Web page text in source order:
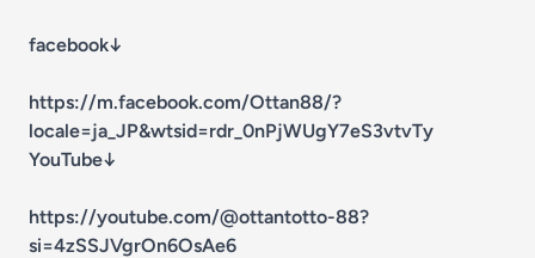
facebook↓
https://m.facebook.com/Ottan88/?
locale=ja_JP&wtsid=rdr_0nPjWUgY7eS3vtvTy
YouTube↓
https://youtube.com/@ottantotto-88?
si=4zSSJVgrOn6OsAe6